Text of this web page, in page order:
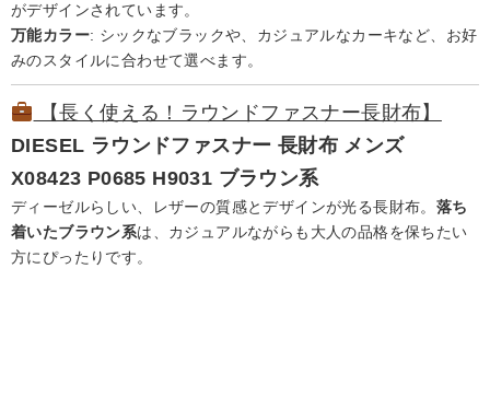
がデザインされています。
万能カラー: シックなブラックや、カジュアルなカーキなど、お好
みのスタイルに合わせて選べます。
【長く使える！ラウンドファスナー長財布】
DIESEL ラウンドファスナー 長財布 メンズ
X08423 P0685 H9031 ブラウン系
ディーゼルらしい、レザーの質感とデザインが光る長財布。 落ち
着いたブラウン系は、カジュアルながらも大人の品格を保ちたい
方にぴったりです。